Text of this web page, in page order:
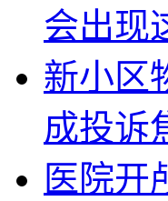
会出现
新小区
成投诉
医院开